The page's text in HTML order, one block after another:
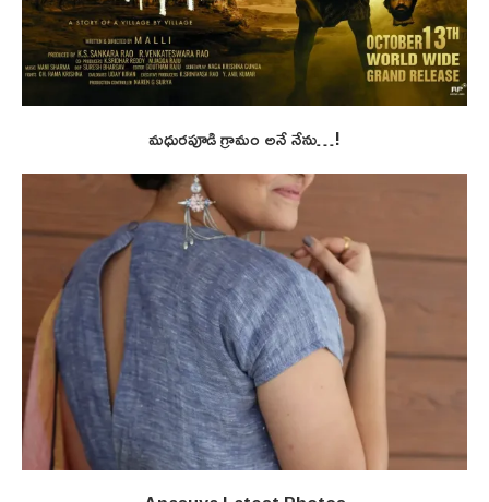
మధురపూడి గ్రామం అనే నేను…!